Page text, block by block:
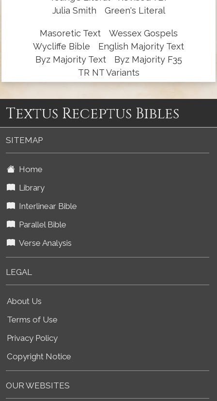
Julia Smith
Green's Literal
Masoretic Text
Wessex Gospels
Wycliffe Bible
English Majority Text
Byz Majority Text
Byz Majority F35
TR NT Variants
Textus Receptus Bibles
SITEMAP
Home
Library
Interlinear Bible
Parallel Bible
Verse Analysis
LEGAL
About Us
Terms of Use
Privacy Policy
Copyright Notice
OUR WEBSITES